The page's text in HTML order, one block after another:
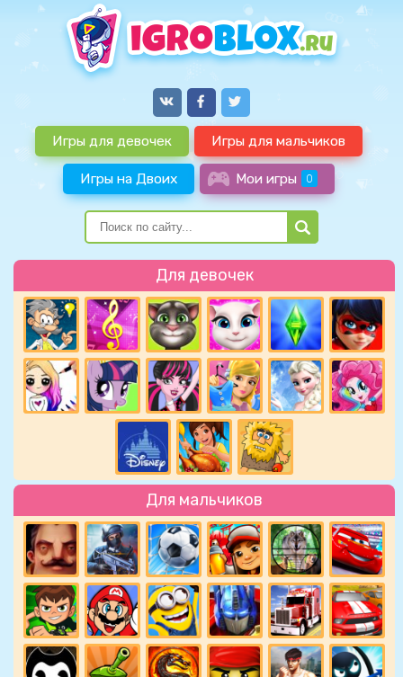
Игры для девочек Игры для мальчиков
Игры на Двоих Мои игры 0
Для девочек
Для мальчиков